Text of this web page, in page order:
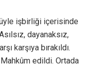
işbirliği içerisinde
dayanaksız,
karşıya bırakıldı.
edildi. Ortada